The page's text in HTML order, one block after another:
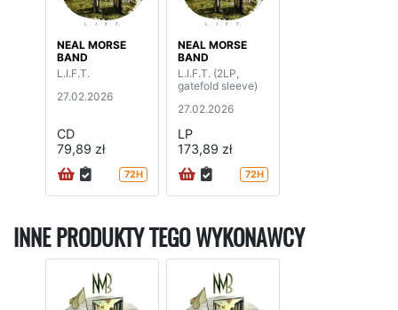
NEAL MORSE
BAND
L.I.F.T.
27.02.2026
CD
79,89 zł
72H
NEAL MORSE
BAND
L.I.F.T. (2LP,
gatefold sleeve)
27.02.2026
LP
173,89 zł
72H
INNE PRODUKTY TEGO WYKONAWCY